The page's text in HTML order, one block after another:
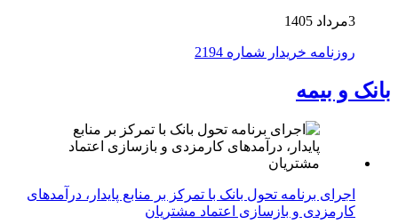
3مرداد 1405
روزنامه خریدار شماره 2194
بانک و بیمه
اجرای برنامه تحول بانک با تمرکز بر منابع پایدار، درآمدهای
کارمزدی و بازسازی اعتماد مشتریان